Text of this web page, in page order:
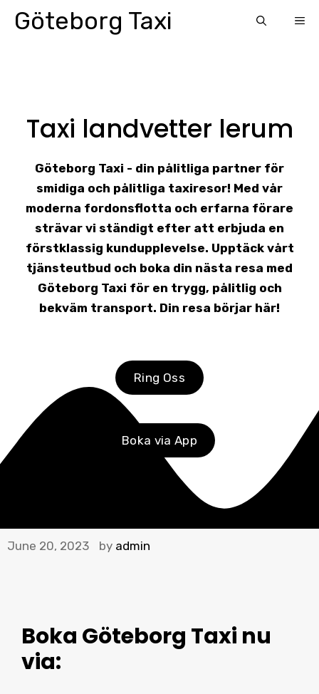
SkipGöteborg Taxi
Taxi landvetter lerum
Göteborg Taxi - din pålitliga partner för
smidiga och pålitliga taxiresor! Med vår
moderna fordonsflotta och erfarna förare
strävar vi ständigt efter att erbjuda en
förstklassig kundupplevelse. Upptäck vårt
tjänsteutbud och boka din nästa resa med
Göteborg Taxi för en trygg, pålitlig och
bekväm transport. Din resa börjar här!
Ring Oss
Boka via App
June 20, 2023 by admin
Boka Göteborg Taxi nu
via: